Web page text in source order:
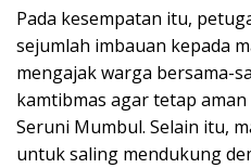
Pada kesempatan itu,
sejumlah imbauan kepada
mengajak warga bersama-
kamtibmas agar tetap
Seruni Mumbul. Selain itu,
untuk saling mendukung